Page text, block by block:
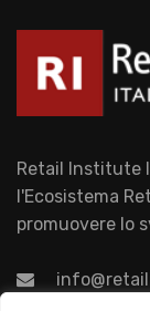
Retail Institute
l'Ecosistema
promuovere lo